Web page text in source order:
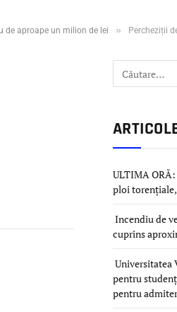
de aproape un milion de lei » Percheziții
ULTIMA
ploi
Incendiu de
cuprins
Universitatea
pentru
pentru